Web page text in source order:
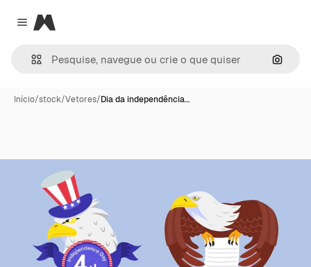
Close menu
Magnific
Início/stock/Vetores/Dia da independência…